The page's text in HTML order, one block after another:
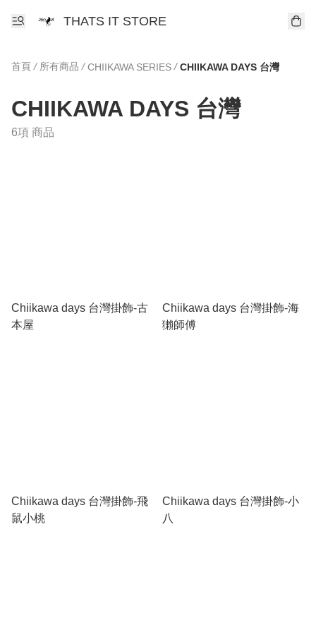
THATS IT STORE
首頁 / 所有商品 / CHIIKAWA SERIES / CHIIKAWA DAYS 台灣
CHIIKAWA DAYS 台灣
6項 商品
Chiikawa days 台灣掛飾-古
本屋
Chiikawa days 台灣掛飾-海
獺師傅
Chiikawa days 台灣掛飾-飛
鼠小桃
Chiikawa days 台灣掛飾-小
八